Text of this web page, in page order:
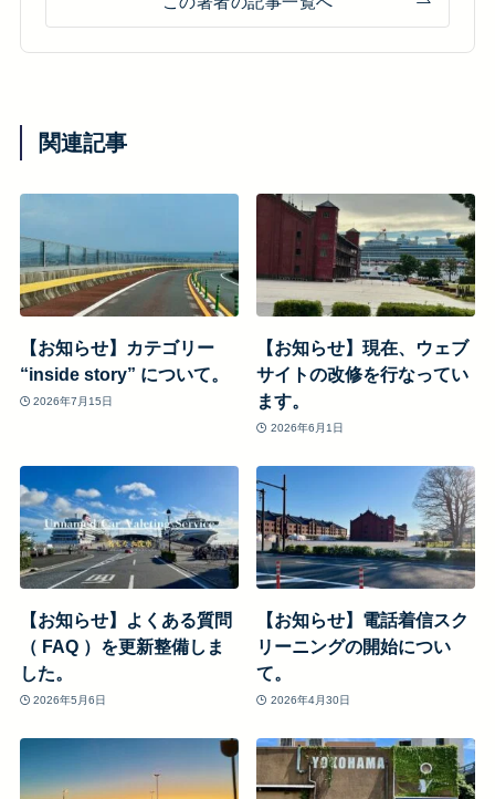
関連記事
【お知らせ】カテゴリー
“inside story” について。
2026年7月15日
【お知らせ】現在、ウェブ
サイトの改修を行なってい
ます。
2026年6月1日
【お知らせ】よくある質問
（ FAQ ）を更新整備しま
した。
2026年5月6日
【お知らせ】電話着信スク
リーニングの開始につい
て。
2026年4月30日